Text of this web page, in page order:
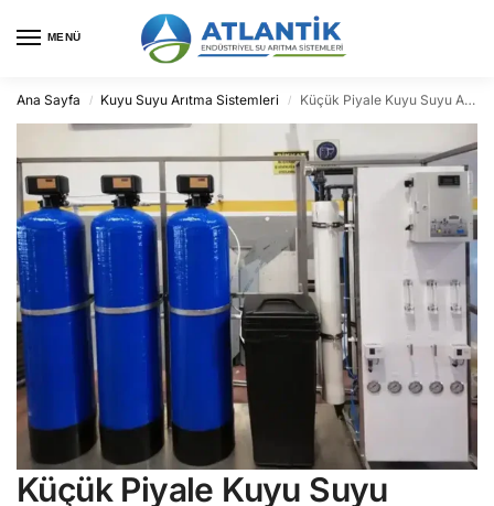
MENÜ
Ana Sayfa / Kuyu Suyu Arıtma Sistemleri / Küçük Piyale Kuyu Suyu Arıtma
Küçük Piyale Kuyu Suyu